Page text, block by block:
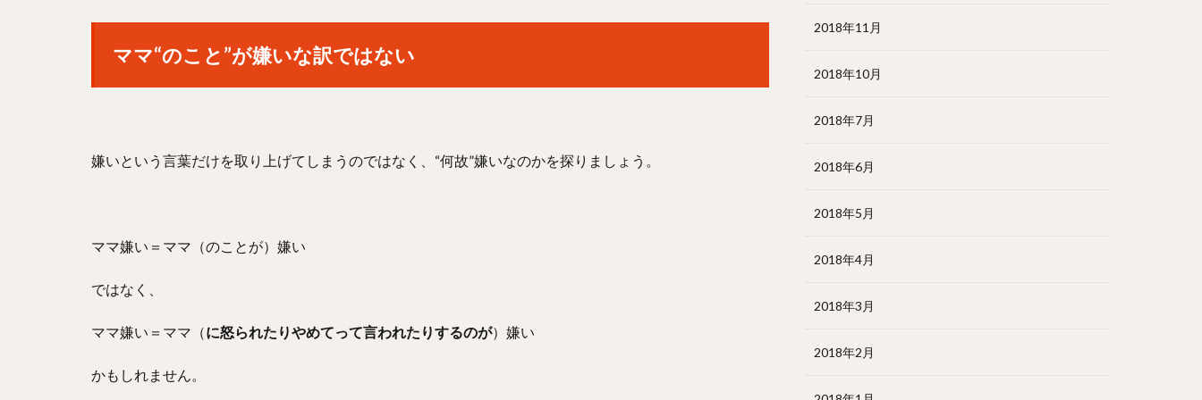
ママ“のこと”が嫌いな訳ではない
嫌いという言葉だけを取り上げてしまうのではなく、“何故”嫌いなのかを探りましょう。
ママ嫌い＝ママ（のことが）嫌い
ではなく、
ママ嫌い＝ママ（に怒られたりやめてって言われたりするのが）嫌い
かもしれません。
2018年11月
2018年10月
2018年7月
2018年6月
2018年5月
2018年4月
2018年3月
2018年2月